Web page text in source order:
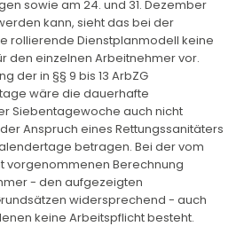
sowie am 24. und 31. Dezember
kann, sieht das bei der
rollierende Dienstplanmodell keine
den einzelnen Arbeitnehmer vor.
der in §§ 9 bis 13 ArbZG
wäre die dauerhafte
Siebentagewoche auch nicht
Anspruch eines Rettungssanitäters
betragen. Bei der vom
vorgenommenen Berechnung
- den aufgezeigten
widersprechend - auch
keine Arbeitspflicht besteht.